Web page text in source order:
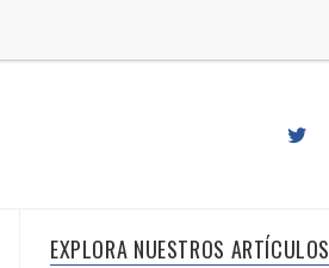
EXPLORA NUESTROS ARTÍCULOS